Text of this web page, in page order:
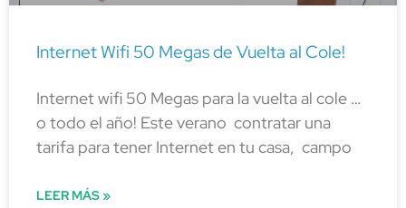
Internet Wifi 50 Megas de Vuelta al Cole!
Internet wifi 50 Megas para la vuelta al cole …
o todo el año! Este verano contratar una
tarifa para tener Internet en tu casa, campo
LEER MÁS »